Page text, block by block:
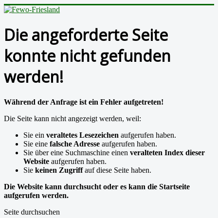
Die angeforderte Seite
konnte nicht gefunden
werden!
Während der Anfrage ist ein Fehler aufgetreten!
Die Seite kann nicht angezeigt werden, weil:
Sie ein veraltetes Lesezeichen aufgerufen haben.
Sie eine falsche Adresse aufgerufen haben.
Sie über eine Suchmaschine einen veralteten Index dieser
Website aufgerufen haben.
Sie keinen Zugriffauf diese Seite haben.
Die Website kann durchsucht oder es kann die Startseite
aufgerufen werden.
Seite durchsuchen